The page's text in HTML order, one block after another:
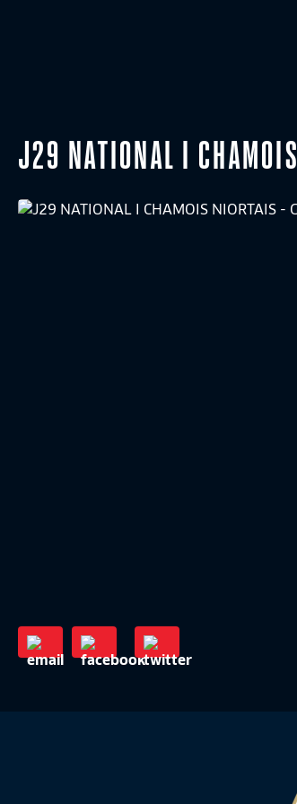
J29 NATIONAL I